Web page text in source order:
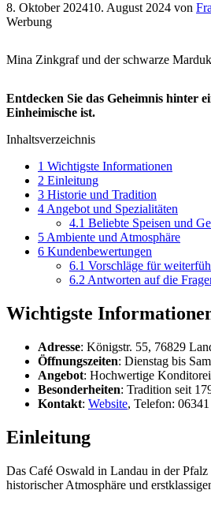
8. Oktober 202410. August 2024 von
Werbung
Mina Zinkgraf und der schwarze Marduk
Entdecken Sie das Geheimnis hinter
Einheimische ist.
Inhaltsverzeichnis
1 Wichtigste Informationen
2 Einleitung
3 Historie und Tradition
4Angebot und Spezialitäten
4.1 Beliebte Speisen und
5Ambiente und Atmosphäre
6 Kundenbewertungen
6.1 Vorschläge für
6.2Antworten auf die
Wichtigste
Adresse: Königstr. 55, 76829
Öffnungszeiten: Dienstag bis
Angebot: Hochwertige
Besonderheiten: Tradition seit
Kontakt: Website, Telefon:
Einleitung
Das Café Oswald in Landau in der
historischer Atmosphäre und